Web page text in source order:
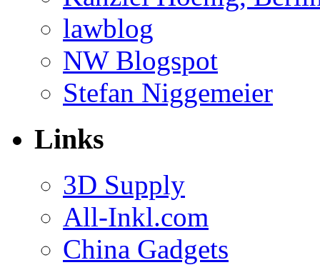
lawblog
NW Blogspot
Stefan Niggemeier
Links
3D Supply
All-Inkl.com
China Gadgets